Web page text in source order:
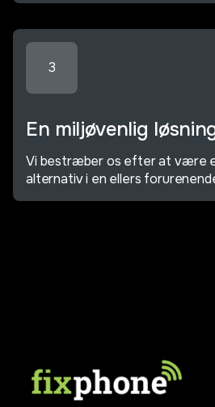
3
En miljøvenlig
Vi bestræber os efter at være
alternativ i en ellers